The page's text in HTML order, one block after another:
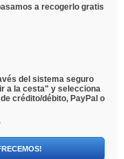
a recogerlo gratis
del sistema seguro
a la cesta" y selecciona
crédito/débito, PayPal o